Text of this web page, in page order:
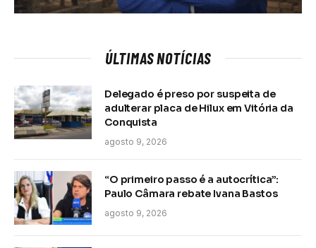
ÚLTIMAS NOTÍCIAS
Delegado é preso por suspeita de
adulterar placa de Hilux em Vitória da
Conquista
agosto 9, 2026
“O primeiro passo é a autocrítica”:
Paulo Câmara rebate Ivana Bastos
agosto 9, 2026